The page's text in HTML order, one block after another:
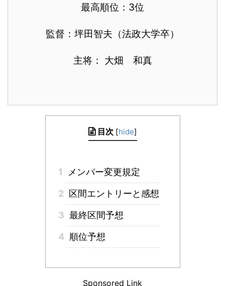
最高順位：3位
監督：坪田智夫（法政大学卒）
主将： 大畑 和真
目次 [hide]
1 メンバー変更規定
2 区間エントリーと感想
3 最終区間予想
4 順位予想
Sponsored Link